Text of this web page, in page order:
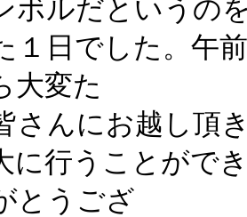
ボルだというの
１日でした。午
大変た
さんにお越し頂
に行うことがで
とうござ